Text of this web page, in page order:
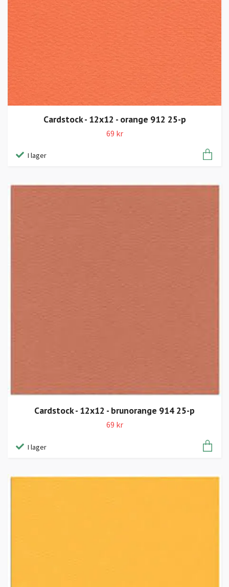
Cardstock - 12x12 - orange 912 25-p
69 kr
I lager
Cardstock - 12x12 - brunorange 914 25-p
69 kr
I lager